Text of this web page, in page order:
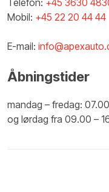
Mobil: +45 22 20 44 44
E-mail:
Åbningstider
mandag – fredag:
​og lørdag fra 09.00 –